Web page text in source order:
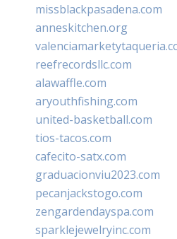
missblackpasadena.com
anneskitchen.org
reefrecordsllc.com
alawaffle.com
aryouthfishing.com
united-basketball.com
tios-tacos.com
cafecito-satx.com
graduacionviu2023.com
pecanjackstogo.com
zengardendayspa.com
sparklejewelryinc.com